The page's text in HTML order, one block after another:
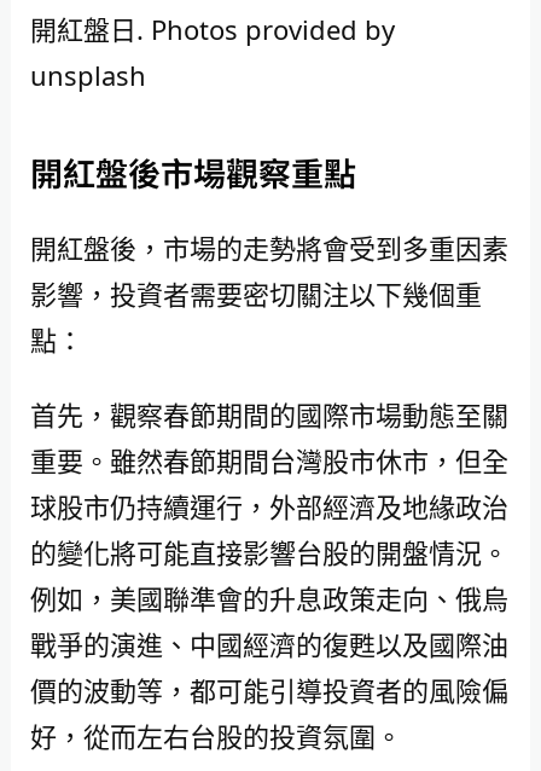
開紅盤日. Photos provided by
unsplash
開紅盤後市場觀察重點
開紅盤後，市場的走勢將會受到多重因素
影響，投資者需要密切關注以下幾個重
點：
首先，觀察春節期間的國際市場動態至關
重要。雖然春節期間台灣股市休市，但全
球股市仍持續運行，外部經濟及地緣政治
的變化將可能直接影響台股的開盤情況。
例如，美國聯準會的升息政策走向、俄烏
戰爭的演進、中國經濟的復甦以及國際油
價的波動等，都可能引導投資者的風險偏
好，從而左右台股的投資氛圍。